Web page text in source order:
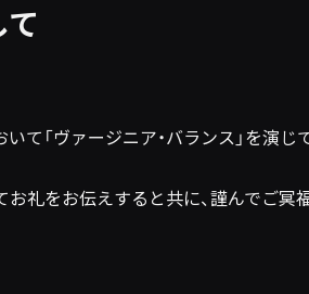
て「ヴァージニア・バランス」を演
お礼をお伝えすると共に、謹んでご冥